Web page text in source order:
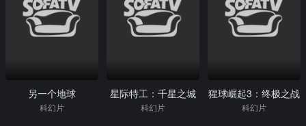
另一个地球
科幻片
星际特工：千星之城
科幻片
猩球崛起3：终极之战
科幻片